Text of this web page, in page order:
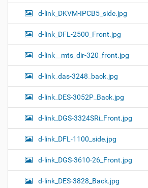
d-link_DKVM-IPCB5_side.jpg
d-link_DFL-2500_Front.jpg
d-link__mts_dir-320_front.jpg
d-link_das-3248_back.jpg
d-link_DES-3052P_Back.jpg
d-link_DGS-3324SRi_Front.jpg
d-link_DFL-1100_side.jpg
d-link_DGS-3610-26_Front.jpg
d-link_DES-3828_Back.jpg